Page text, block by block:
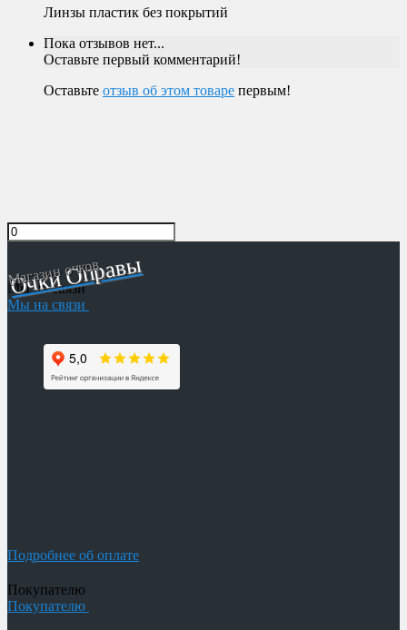
Линзы пластик без покрытий
Пока отзывов нет...
Оставьте первый комментарий!
Оставьте отзыв об этом товаре первым!
Очки Оправы
Магазин очков
Мы на связи
Мы на связи
Подробнее об оплате
Покупателю
Покупателю